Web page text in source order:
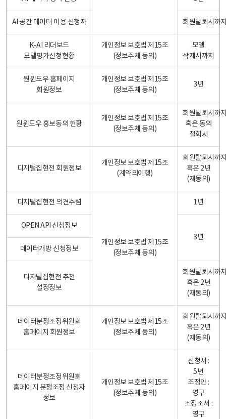
AI 공간 데이터 이용 신청자 회원탈퇴시까
K-AI 리더보드
모델평가신청현황
개인정보 보호법 제15조
(정보주체 동의)
모델
삭제시까지
원윈도우 홈페이지
회원정보
개인정보 보호법 제15조
(정보주체 동의)
3년
원윈도우 홍보동의 현황
개인정보 보호법 제15조
(정보주체 동의)
회원탈퇴시까
혹은 동의
철회시
디지털집현전 회원정보
개인정보 보호법 제15조
(계약의이행)
회원탈퇴시까
혹은 2년
(재동의)
디지털집현전 의견수렴
개인정보 보호법 제15조
(정보주체 동의)
1년
OPEN API 신청정보
3년
데이터개방 신청정보
디지털집현전 추천
설정정보
회원탈퇴시까
혹은 2년
(재동의)
데이터분쟁조정위원회
홈페이지 회원정보
개인정보 보호법 제15조
(정보주체 동의)
회원탈퇴시까
혹은 2년
(재동의)
데이터분쟁조정위원회
홈페이지 분쟁조정 신청자
정보
개인정보 보호법 제15조
(정보주체 동의)
신청서 :
5년
조정안 :
영구
조정조서 :
영구